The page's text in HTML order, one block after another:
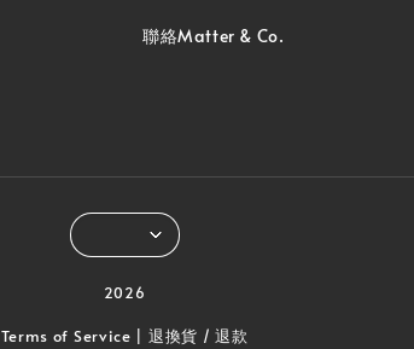
聯絡Matter & Co.
2026
Terms of Service | 退換貨 / 退款